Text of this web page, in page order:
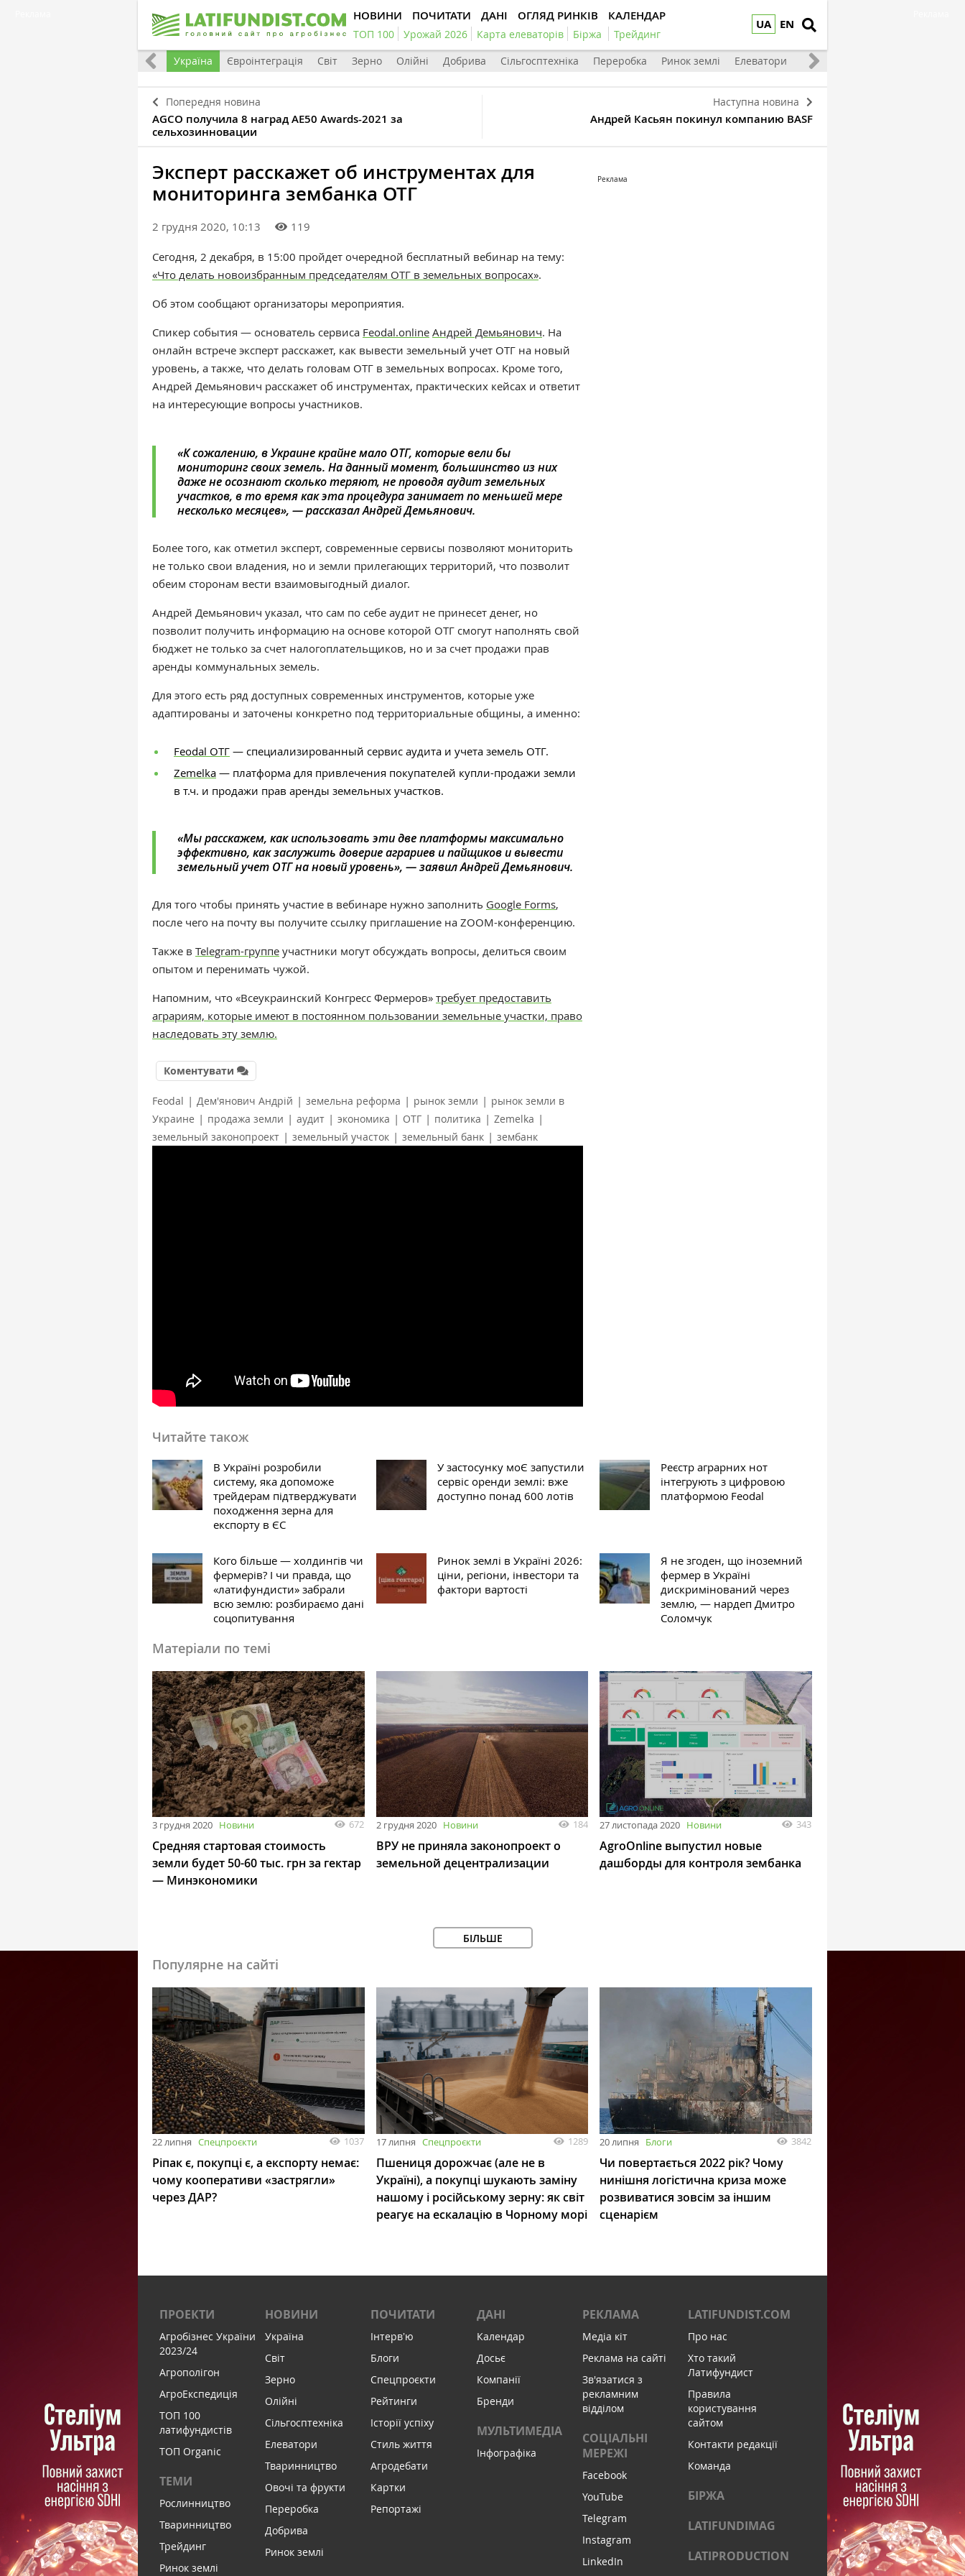
UA EN
НОВИНИ ПОЧИТАТИ ДАНІ ОГЛЯД РИНКІВ КАЛЕНДАР
ТОП 100 Урожай 2026 Карта елеваторів Біржа Трейдинг
Все Україна Євроінтеграція Світ Зерно Олійні Добрива Сільгосптехніка Переробка Ринок землі Елеватори Тваринництво
Попередня новина
AGCO получила 8 наград AE50 Awards-2021 за
сельхозинновации
Наступна новина
Андрей Касьян покинул компанию BASF
Эксперт расскажет об инструментах для
мониторинга зембанка ОТГ
2 грудня 2020, 10:13 119
Сегодня, 2 декабря, в 15:00 пройдет очередной бесплатный вебинар на тему:
«Что делать новоизбранным председателям ОТГ в земельных вопросах».
Об этом сообщают организаторы мероприятия.
Спикер события — основатель сервиса Feodal.online Андрей Демьянович. На
онлайн встрече эксперт расскажет, как вывести земельный учет ОТГ на новый
уровень, а также, что делать головам ОТГ в земельных вопросах. Кроме того,
Андрей Демьянович расскажет об инструментах, практических кейсах и ответит
на интересующие вопросы участников.
«К сожалению, в Украине крайне мало ОТГ, которые вели бы
мониторинг своих земель. На данный момент, большинство из них
даже не осознают сколько теряют, не проводя аудит земельных
участков, в то время как эта процедура занимает по меньшей мере
несколько месяцев», —рассказал Андрей Демьянович.
Более того, как отметил эксперт, современные сервисы позволяют мониторить
не только свои владения, но и земли прилегающих территорий, что позволит
обеим сторонам вести взаимовыгодный диалог.
Андрей Демьянович указал, что сам по себе аудит не принесет денег, но
позволит получить информацию на основе которой ОТГ смогут наполнять свой
бюджет не только за счет налогоплательщиков, но и за счет продажи прав
аренды коммунальных земель.
Для этого есть ряд доступных современных инструментов, которые уже
адаптированы и заточены конкретно под территориальные общины, а именно:
Feodal ОТГ — специализированный сервис аудита и учета земель ОТГ.
Zemelka — платформа для привлечения покупателей купли-продажи земли
в т.ч. и продажи прав аренды земельных участков.
«Мы расскажем, как использовать эти две платформы максимально
эффективно, как заслужить доверие аграриев и пайщиков и вывести
земельный учет ОТГ на новый уровень», —заявилАндрей Демьянович.
Для того чтобы принять участие в вебинаре нужно заполнить Google Forms,
после чего на почту вы получите ссылку приглашение на ZOOM-конференцию.
Также в Telegram-группе участники могут обсуждать вопросы, делиться своим
опытом и перенимать чужой.
Напомним, что «Всеукраинский Конгресс Фермеров» требует предоставить
аграриям, которые имеют в постоянном пользовании земельные участки, право
наследовать эту землю.
Коментувати
Feodal | Дем'янович Андрій | земельна реформа | рынок земли | рынок земли в
Украине | продажа земли | аудит | экономика | ОТГ | политика | Zemelka |
земельный законопроект | земельный участок | земельный банк | зембанк
Реклама
Читайте також
В Україні розробили
систему, яка допоможе
трейдерам підтверджувати
походження зерна для
експорту в ЄС
У застосунку моЄ запустили
сервіс оренди землі: вже
доступно понад 600 лотів
Реєстр аграрних нот
інтегрують з цифровою
платформою Feodal
Кого більше — холдингів чи
фермерів? І чи правда, що
«латифундисти» забрали
всю землю: розбираємо дані
соцопитування
Ринок землі в Україні 2026:
ціни, регіони, інвестори та
фактори вартості
Я не згоден, що іноземний
фермер в Україні
дискримінований через
землю, — нардеп Дмитро
Соломчук
Матеріали по темі
3 грудня 2020 Новини 672
Средняя стартовая стоимость
земли будет 50-60 тыс. грн за гектар
— Минэкономики
2 грудня 2020 Новини 184
ВРУ не приняла законопроект о
земельной децентрализации
27 листопада 2020 Новини 343
AgroOnline выпустил новые
дашборды для контроля зембанка
БІЛЬШЕ
Популярне на сайті
22 липня Спецпроєкти 1037
Ріпак є, покупці є, а експорту немає:
чому кооперативи «застрягли»
через ДАР?
17 липня Спецпроєкти 1289
Пшениця дорожчає (але не в
Україні), а покупці шукають заміну
нашому і російському зерну: як світ
реагує на ескалацію в Чорному морі
20 липня Блоги 3842
Чи повертається 2022 рік? Чому
нинішня логістична криза може
розвиватися зовсім за іншим
сценарієм
ПРОЕКТИ
Агробізнес України
2023/24
Агрополігон
АгроЕкспедиція
ТОП 100
латифундистів
ТОП Organic
ТЕМИ
Рослинництво
Тваринництво
Трейдинг
Ринок землі
НОВИНИ
Україна
Світ
Зерно
Олійні
Сільгосптехніка
Елеватори
Тваринництво
Овочі та фрукти
Переробка
Добрива
Ринок землі
ПОЧИТАТИ
Інтервʼю
Блоги
Спецпроєкти
Рейтинги
Історії успіху
Стиль життя
Агродебати
Картки
Репортажі
ДАНІ
Календар
Досьє
Компанії
Бренди
МУЛЬТИМЕДІА
Інфографіка
РЕКЛАМА
Медіа кіт
Реклама на сайті
Зв'язатися з
рекламним
відділом
СОЦІАЛЬНІ
МЕРЕЖІ
Facebook
YouTube
Telegram
Instagram
LinkedIn
LATIFUNDIST.COM
Про нас
Хто такий
Латифундист
Правила
користування
сайтом
Контакти редакції
Команда
БІРЖА
LATIFUNDIMAG
LATIPRODUCTION